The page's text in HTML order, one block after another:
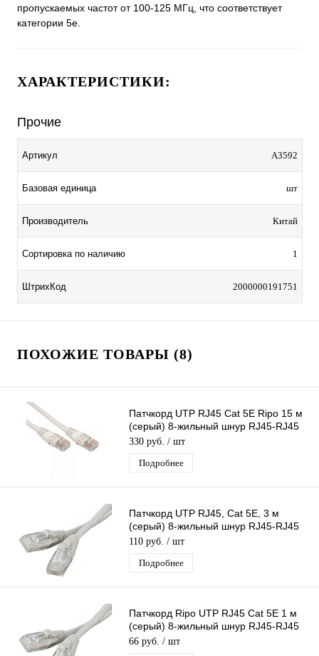
пропускаемых частот от 100-125 МГц, что соответствует
категории 5е.
ХАРАКТЕРИСТИКИ:
Прочие
Артикул A3592
Базовая единица шт
Производитель Китай
Сортировка по наличию 1
ШтрихКод 2000000191751
ПОХОЖИЕ ТОВАРЫ (8)
Патчкорд UTP RJ45 Cat 5E Ripo 15 м
(серый) 8-жильный шнур RJ45-RJ45
для соединения сетевых устройств
330 руб. / шт
Подробнее
Патчкорд UTP RJ45, Cat 5E, 3 м
(серый) 8-жильный шнур RJ45-RJ45
для соединения сетевых устройств
110 руб. / шт
Подробнее
Патчкорд Ripo UTP RJ45 Cat 5E 1 м
(серый) 8-жильный шнур RJ45-RJ45
д/соединения сетевых устройств
66 руб. / шт